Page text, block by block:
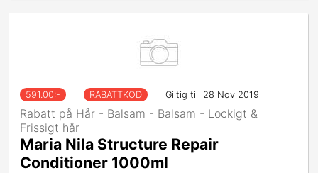
591.00:- RABATTKOD Giltig till 28 Nov 2019
Rabatt på Hår - Balsam - Balsam - Lockigt &
Frissigt hår
Maria Nila Structure Repair
Conditioner 1000ml